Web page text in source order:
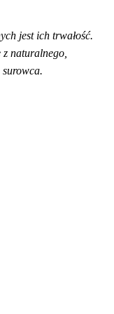
jest ich trwałość.
naturalnego,
surowca.